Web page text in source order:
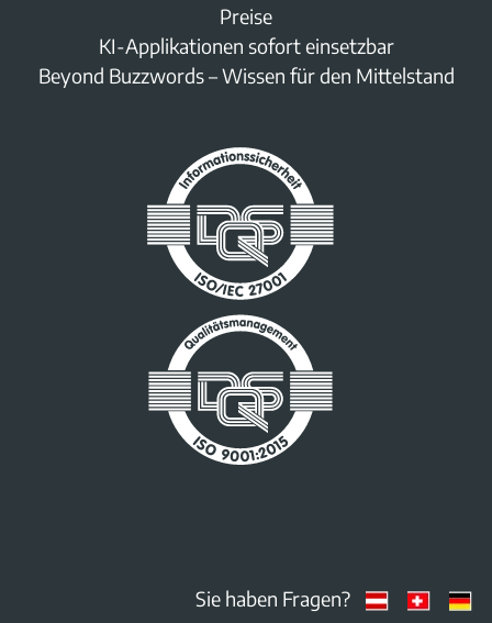
Preise
KI-Applikationen sofort einsetzbar
Beyond Buzzwords – Wissen für den Mittelstand
Sie haben Fragen?